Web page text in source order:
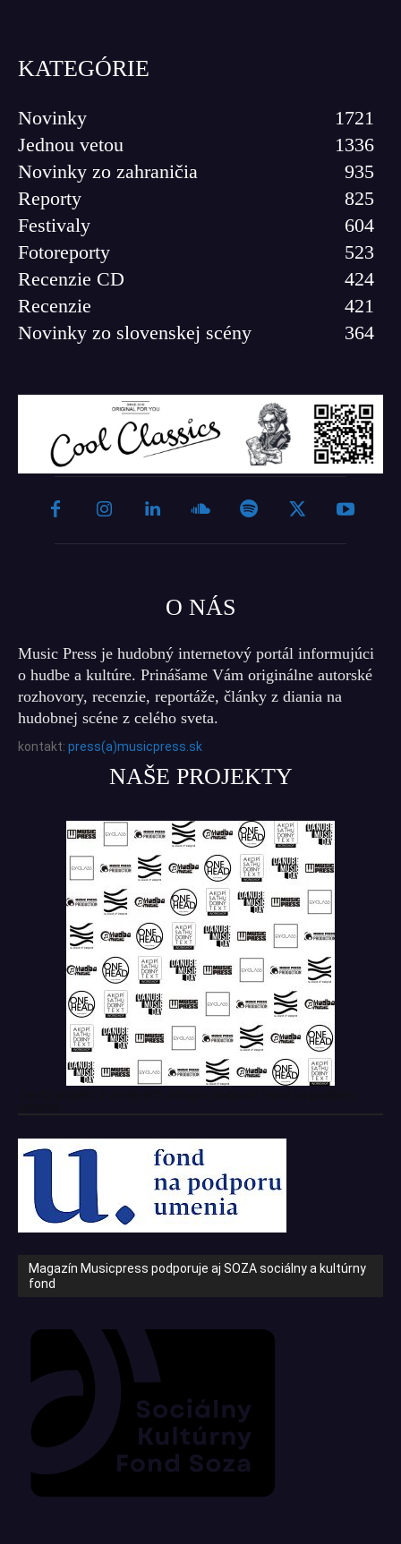
KATEGÓRIE
Novinky
1721
Jednou vetou
1336
Novinky zo zahraničia
935
Reporty
825
Festivaly
604
Fotoreporty
523
Recenzie CD
424
Recenzie
421
Novinky zo slovenskej scény
364
O NÁS
Music Press je hudobný internetový portál informujúci
o hudbe a kultúre. Prinášame Vám originálne autorské
rozhovory, recenzie, reportáže, články z diania na
hudobnej scéne z celého sveta.
kontakt: press(a)musicpress.sk
NAŠE PROJEKTY
Magazín Musicpress podporuje aj SOZA sociálny a kultúrny
fond